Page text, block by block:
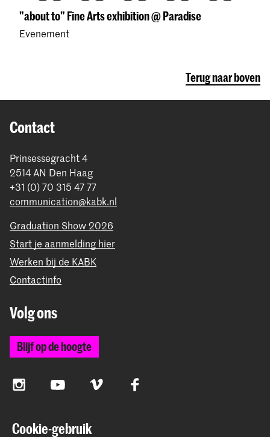
"about to" Fine Arts exhibition @ Paradise
Evenement
Terug naar boven
Contact
Prinsessegracht 4
2514 AN Den Haag
+31 (0) 70 315 47 77
communication@kabk.nl
Graduation Show 2026
Start je aanmelding hier
Werken bij de KABK
Contactinfo
Volg ons
Blijf op de hoogte
InstagramYouTube Vimeo Facebook
Cookie-gebruik